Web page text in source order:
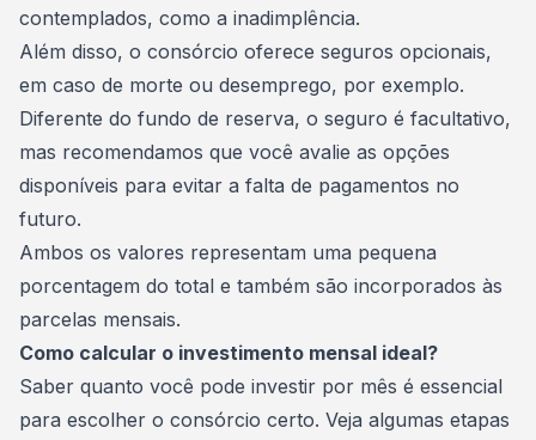
contemplados, como a inadimplência.
Além disso, o consórcio oferece seguros opcionais,
em caso de morte ou desemprego, por exemplo.
Diferente do fundo de reserva, o seguro é facultativo,
mas recomendamos que você avalie as opções
disponíveis para evitar a falta de pagamentos no
futuro.
Ambos os valores representam uma pequena
porcentagem do total e também são incorporados às
parcelas mensais.
Como calcular o investimento mensal ideal?
Saber quanto você pode investir por mês é essencial
para escolher o consórcio certo. Veja algumas etapas